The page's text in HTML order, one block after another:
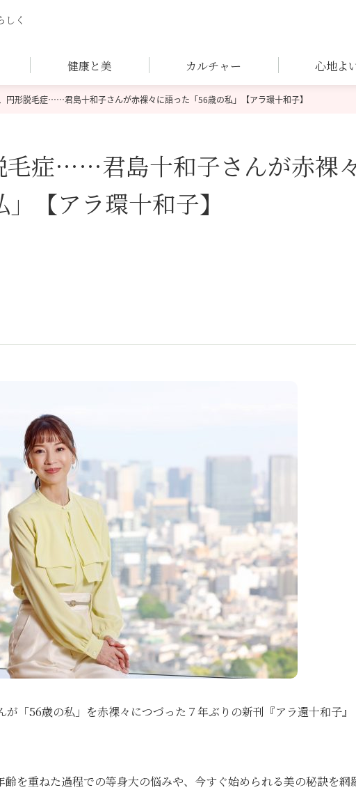
しく
健康と美 カルチャー 心地よ
円形脱毛症……君島十和子さんが赤裸々に語った「56歳の私」【アラ環十和子】
毛症……君島十和子さんが赤裸
【アラ環十和子】
「56歳の私」を赤裸々につづった７年ぶりの新刊『アラ還十和子』
を重ねた過程での等身大の悩みや、今すぐ始められる美の秘訣を網